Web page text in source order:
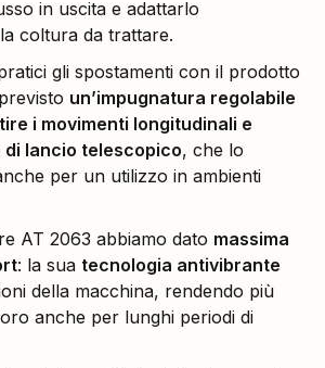
in uscita e adattarlo
coltura da trattare.
gli spostamenti con il prodotto
un’impugnatura regolabile
i movimenti longitudinali e
di lancio telescopico, che lo
per un utilizzo in ambienti
AT 2063 abbiamo dato massima
: la sua tecnologia antivibrante
della macchina, rendendo più
anche per lunghi periodi di